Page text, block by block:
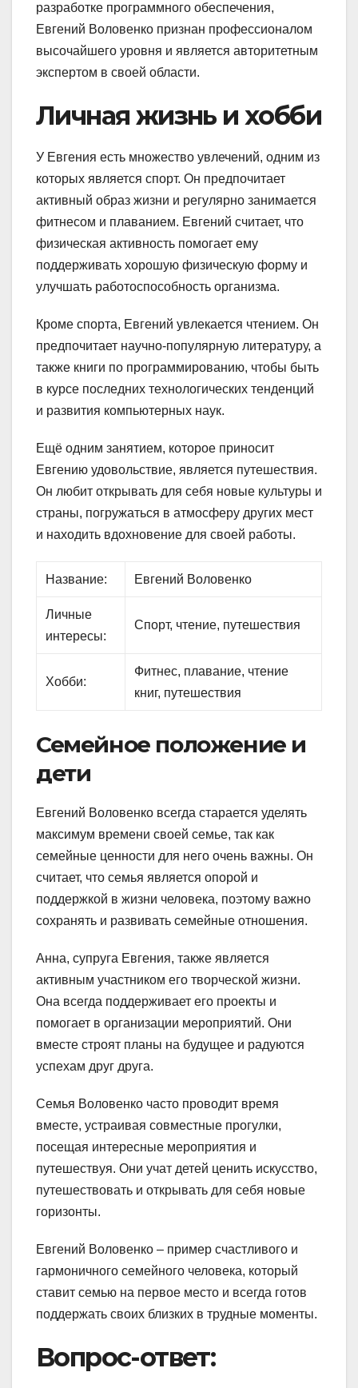
разработке программного обеспечения,
Евгений Воловенко признан профессионалом
высочайшего уровня и является авторитетным
экспертом в своей области.
Личная жизнь и хобби
У Евгения есть множество увлечений, одним из
которых является спорт. Он предпочитает
активный образ жизни и регулярно занимается
фитнесом и плаванием. Евгений считает, что
физическая активность помогает ему
поддерживать хорошую физическую форму и
улучшать работоспособность организма.
Кроме спорта, Евгений увлекается чтением. Он
предпочитает научно-популярную литературу, а
также книги по программированию, чтобы быть
в курсе последних технологических тенденций
и развития компьютерных наук.
Ещё одним занятием, которое приносит
Евгению удовольствие, является путешествия.
Он любит открывать для себя новые культуры и
страны, погружаться в атмосферу других мест
и находить вдохновение для своей работы.
Название: Евгений Воловенко
Личные
интересы:
Спорт, чтение, путешествия
Хобби:
Фитнес, плавание, чтение
книг, путешествия
Семейное положение и
дети
Евгений Воловенко всегда старается уделять
максимум времени своей семье, так как
семейные ценности для него очень важны. Он
считает, что семья является опорой и
поддержкой в жизни человека, поэтому важно
сохранять и развивать семейные отношения.
Анна, супруга Евгения, также является
активным участником его творческой жизни.
Она всегда поддерживает его проекты и
помогает в организации мероприятий. Они
вместе строят планы на будущее и радуются
успехам друг друга.
Семья Воловенко часто проводит время
вместе, устраивая совместные прогулки,
посещая интересные мероприятия и
путешествуя. Они учат детей ценить искусство,
путешествовать и открывать для себя новые
горизонты.
Евгений Воловенко – пример счастливого и
гармоничного семейного человека, который
ставит семью на первое место и всегда готов
поддержать своих близких в трудные моменты.
Вопрос-ответ: